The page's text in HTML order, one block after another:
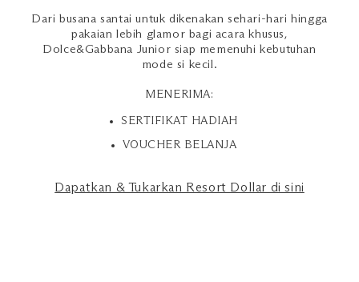
Dari busana santai untuk dikenakan sehari-hari hingga
pakaian lebih glamor bagi acara khusus,
Dolce&Gabbana Junior siap memenuhi kebutuhan
mode si kecil.
MENERIMA:
SERTIFIKAT HADIAH
VOUCHER BELANJA
Dapatkan & Tukarkan Resort Dollar di sini